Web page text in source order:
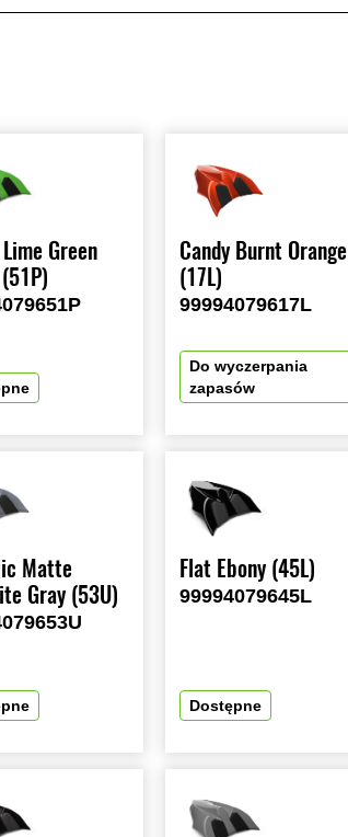
Green
Candy Burnt Orange
(17L)
99994079617L
Do wyczerpania
zapasów
Matte
Gray (53U)
Flat Ebony (45L)
99994079645L
Dostępne